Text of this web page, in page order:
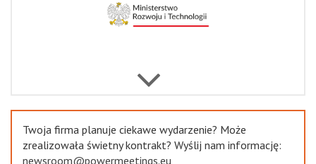
Twoja firma planuje ciekawe wydarzenie? Może
zrealizowała świetny kontrakt? Wyślij nam informację:
newsroom@powermeetings.eu